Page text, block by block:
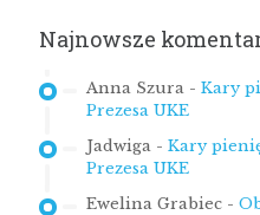
Najnowsze
Anna Szura - Kary
Prezesa UKE
Jadwiga - Kary
Prezesa UKE
Ewelina Grabiec -